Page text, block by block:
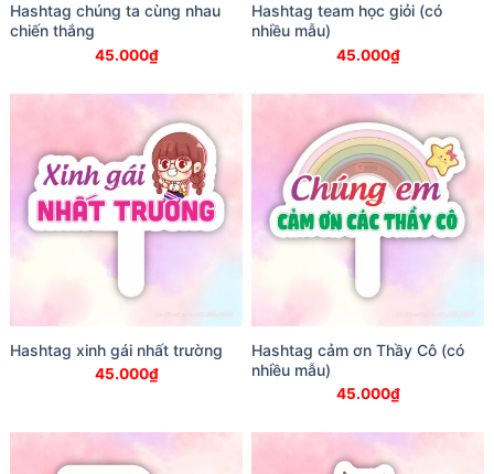
Hashtag chúng ta cùng nhau
chiến thắng
45.000₫
Hashtag team học giỏi (có
nhiều mẫu)
45.000₫
Hashtag xinh gái nhất trường
45.000₫
Hashtag cảm ơn Thầy Cô (có
nhiều mẫu)
45.000₫